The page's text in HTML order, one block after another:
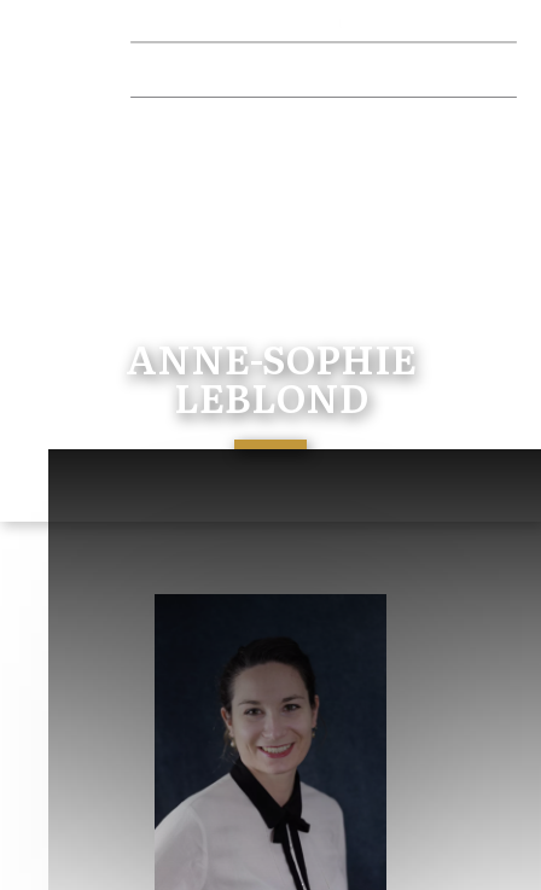
ANNE-SOPHIE
LEBLOND